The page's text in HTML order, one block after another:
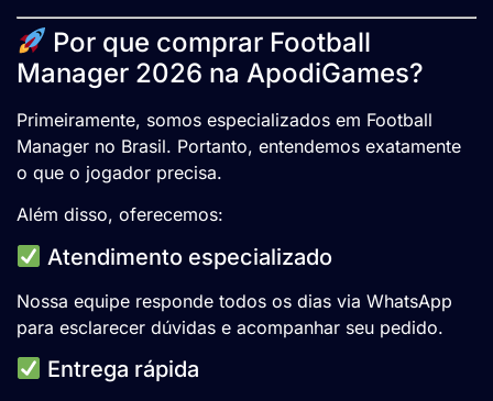
Por que comprar Football
Manager 2026 na ApodiGames?
Primeiramente, somos especializados em Football
Manager no Brasil. Portanto, entendemos exatamente
o que o jogador precisa.
Além disso, oferecemos:
Atendimento especializado
Nossa equipe responde todos os dias via WhatsApp
para esclarecer dúvidas e acompanhar seu pedido.
Entrega rápida